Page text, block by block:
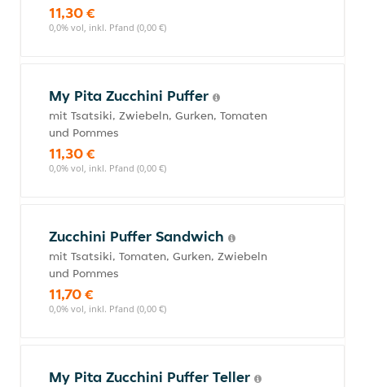
11,30 €
0,0% vol, inkl. Pfand (0,00 €)
My Pita Zucchini Puffer
mit Tsatsiki, Zwiebeln, Gurken, Tomaten
und Pommes
11,30 €
0,0% vol, inkl. Pfand (0,00 €)
Zucchini Puffer Sandwich
mit Tsatsiki, Tomaten, Gurken, Zwiebeln
und Pommes
11,70 €
0,0% vol, inkl. Pfand (0,00 €)
My Pita Zucchini Puffer Teller